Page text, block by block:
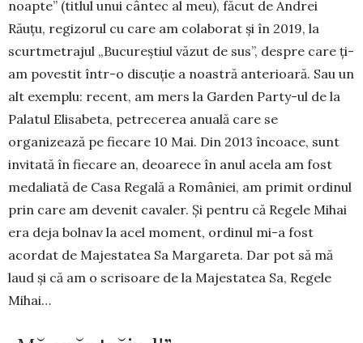
noapte” (titlul unui cântec al meu), făcut de Andrei
Răuţu, regizorul cu care am colaborat şi în 2019, la
scurt­metrajul „Bucureştiul văzut de sus”, despre care ţi-
am povestit într-o discuţie a noastră anterioară. Sau un
alt exemplu: recent, am mers la Garden Party-ul de la
Palatul Elisabeta, petrecerea anuală care se
organizează pe fiecare 10 Mai. Din 2013 încoace, sunt
invitată în fiecare an, deoarece în anul acela am fost
medaliată de Casa Regală a României, am primit ordinul
prin care am devenit cavaler. Și pentru că Regele Mihai
era deja bolnav la acel moment, ordinul mi-a fost
acordat de Majestatea Sa Margareta. Dar pot să mă
laud şi că am o scrisoare de la Majestatea Sa, Regele
Mihai…